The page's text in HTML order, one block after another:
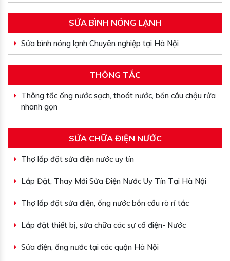
SỬA BÌNH NÓNG LẠNH
Sửa bình nóng lạnh Chuyên nghiệp tại Hà Nội
THÔNG TẮC
Thông tắc ống nước sạch, thoát nước, bồn cầu chậu rửa
nhanh gọn
SỬA CHỮA ĐIỆN NƯỚC
Thợ lắp đặt sửa điện nước uy tín
Lắp Đặt, Thay Mới Sửa Điện Nước Uy Tín Tại Hà Nội
Thợ lắp đặt sửa điện, ống nước bồn cầu rò rỉ tắc
Lắp đặt thiết bị, sửa chữa các sự cố điện- Nước
Sửa điện, ống nước tại các quận Hà Nội